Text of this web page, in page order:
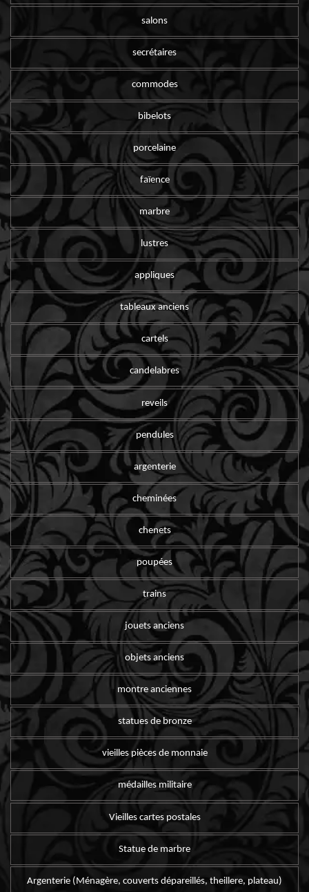
salons
secrétaires
commodes
bibelots
porcelaine
faïence
marbre
lustres
appliques
tableaux anciens
cartels
candelabres
reveils
pendules
argenterie
cheminées
chenets
poupées
trains
jouets anciens
objets anciens
montre anciennes
statues de bronze
vieilles pièces de monnaie
médailles militaire
Vieilles cartes postales
Statue de marbre
Argenterie (Ménagère, couverts dépareillés, theillere, plateau)